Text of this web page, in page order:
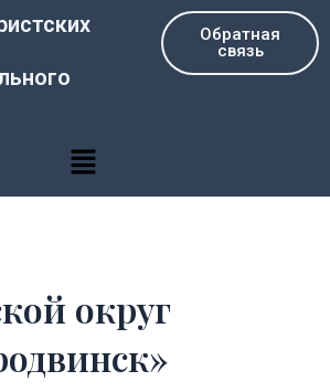
Обратная
связь
Меню
округ